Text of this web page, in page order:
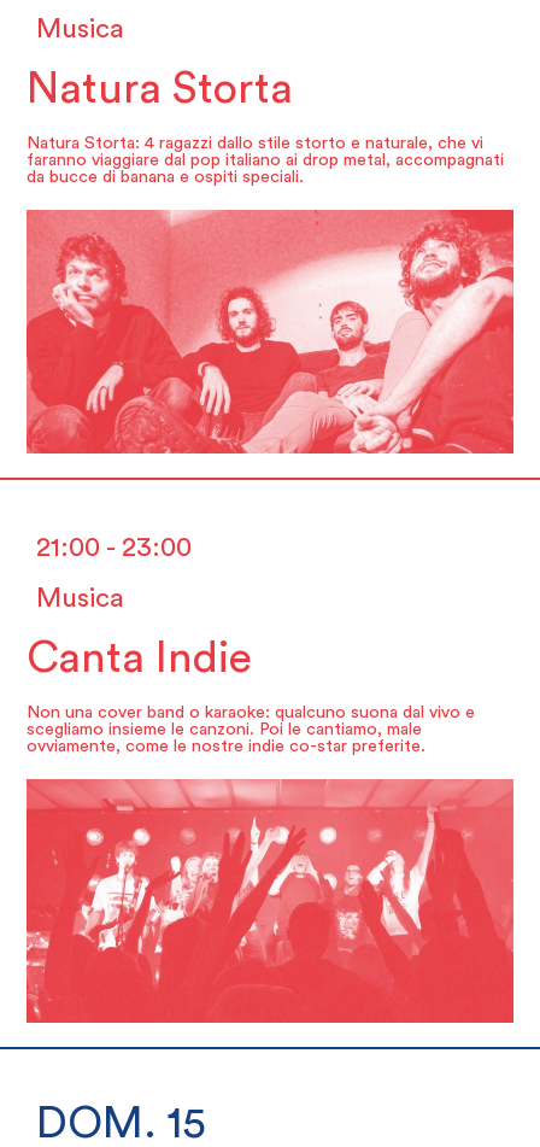
Musica
Natura Storta
Natura Storta: 4 ragazzi dallo stile storto e naturale, che vi
faranno viaggiare dal pop italiano ai drop metal, accompagnati
da bucce di banana e ospiti speciali.
21:00 - 23:00
Musica
Canta Indie
Non una cover band o karaoke: qualcuno suona dal vivo e
scegliamo insieme le canzoni. Poi le cantiamo, male
ovviamente, come le nostre indie co-star preferite.
DOM. 15